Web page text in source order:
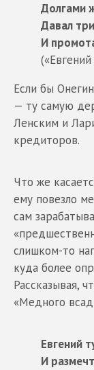
Долгами
Давал
И
Если бы
— ту самую
Ленским и
кредиторов.
Что же
ему повезло
сам
слишком-то
куда более
Рассказывая,
«Медного
Евгений
И